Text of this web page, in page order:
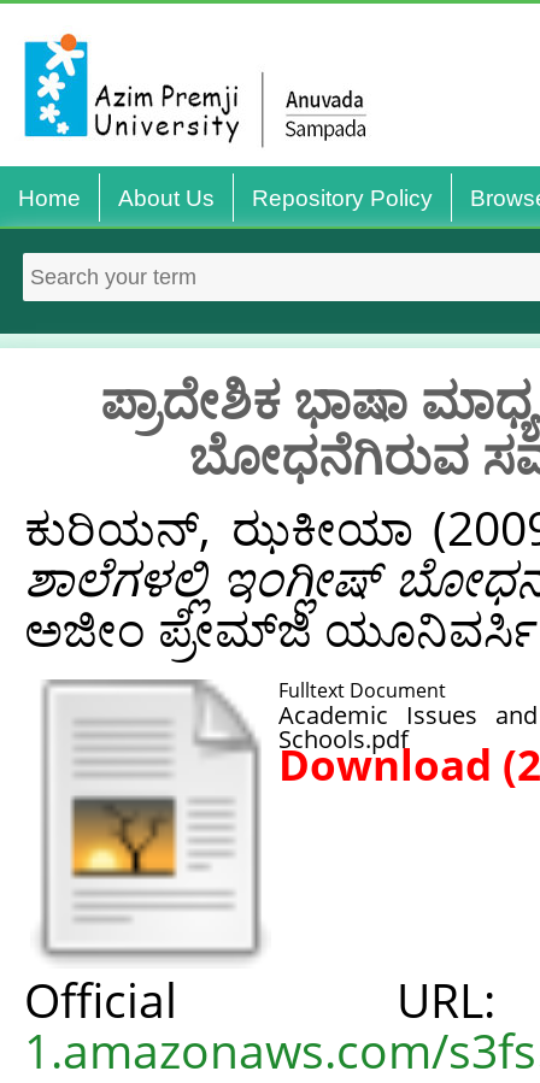
Home About Us Repository Policy
ಪ್ರಾದೇಶಿಕ ಭಾಷಾ
ಬೋಧನೆಗಿರುವ
ಕುರಿಯನ್, ಝಕೀಯಾ
ಶಾಲೆಗಳಲ್ಲಿ ಇಂಗ್ಲೀಷ್
ಅಜೀಂ ಪ್ರೇಮ್‌ಜಿ
Fulltext Document
Academic Issues
Schools.pdf
Download
Official
1.amazonaws.com/